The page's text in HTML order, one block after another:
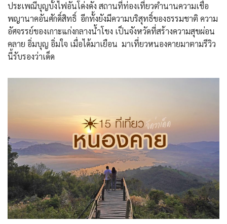
ประเพณีบุญบั้งไฟอันโด่งดัง สถานที่ท่องเที่ยวตำนานความเชื่อ
พญานาคอันศักดิ์สิทธิ์ อีกทั้งยังมีความบริสุทธิ์ของธรรมชาติ ความ
อัศจรรย์ของเกาะแก่งกลางน้ำโขง เป็นจังหวัดที่สร้างความสุขผ่อน
คลาย อิ่มบุญ อิ่มใจ เมื่อได้มาเยือน มาเที่ยวหนองคายมาตามรีวิว
นี้รับรองว่าเด็ด